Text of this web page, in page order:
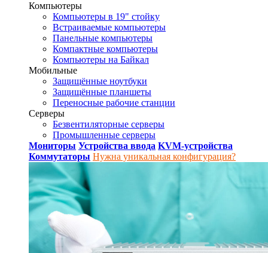
Компьютеры
Компьютеры в 19" стойкy
Встраиваемые компьютеры
Панельные компьютеры
Компактные компьютеры
Компьютеры на Байкал
Мобильные
Защищённые ноутбуки
Защищённые планшеты
Переносные рабочие станции
Серверы
Безвентиляторные серверы
Промышленные серверы
Мониторы Устройства ввода KVM-устройства
Коммутаторы Нужна уникальная конфигурация?